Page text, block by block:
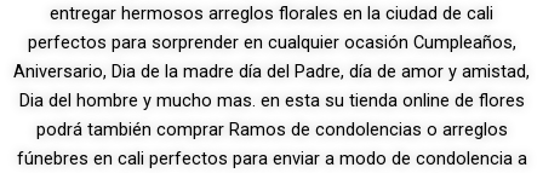
entregar hermosos arreglos florales en la ciudad de cali
perfectos para sorprender en cualquier ocasión Cumpleaños,
Aniversario, Dia de la madre día del Padre, día de amor y amistad,
Dia del hombre y mucho mas. en esta su tienda online de flores
podrá también comprar Ramos de condolencias o arreglos
fúnebres en cali perfectos para enviar a modo de condolencia a